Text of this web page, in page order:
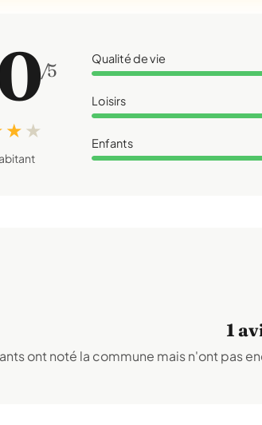
/5
★ ★
Qualité de vie
Loisirs
Enfants
1
ont noté la commune mais n'ont pas